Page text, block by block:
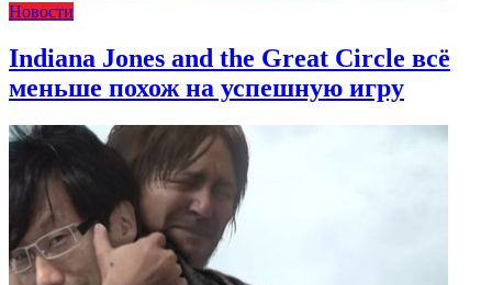
Новости
Indiana Jones and the Great Circle всё
меньше похож на успешную игру